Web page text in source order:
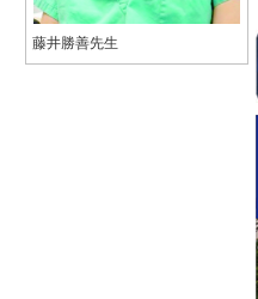
藤井勝善先生